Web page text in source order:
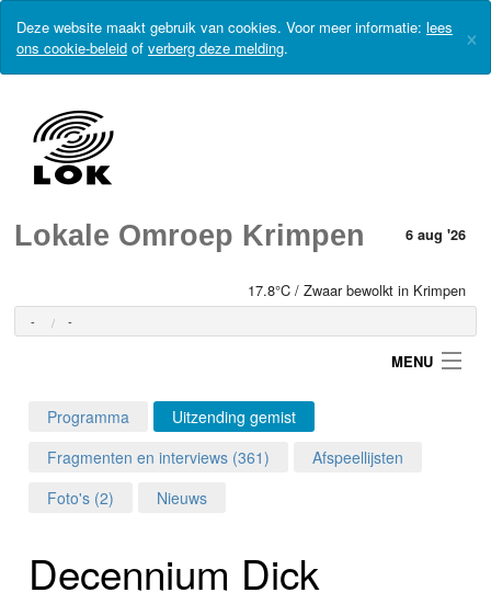
Deze website maakt gebruik van cookies. Voor meer informatie: lees
ons cookie-beleid of verberg deze melding. ×
Lokale Omroep Krimpen 6 aug '26
17.8°C / Zwaar bewolkt in Krimpen
- -
MENU
Home
Programma
Uitzending gemist
Fragmenten en interviews (361)
Afspeellijsten
Foto's (2)
Nieuws
Decennium Dick